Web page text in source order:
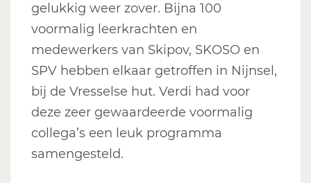
gelukkig weer zover. Bijna 100
voormalig leerkrachten en
medewerkers van Skipov, SKOSO en
SPV hebben elkaar getroffen in Nijnsel,
bij de Vresselse hut. Verdi had voor
deze zeer gewaardeerde voormalig
collega’s een leuk programma
samengesteld.